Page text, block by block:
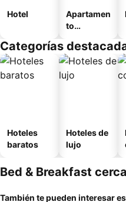
Hotel
Apartamen
to
o
Categorías
Hoteles
baratos
Hoteles de
lujo
Bed & Breakfast
También te pueden interesar